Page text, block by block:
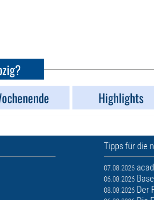
Highlights
Tipps für die
07.08.2026
06.08.2026
08.08.2026 Der